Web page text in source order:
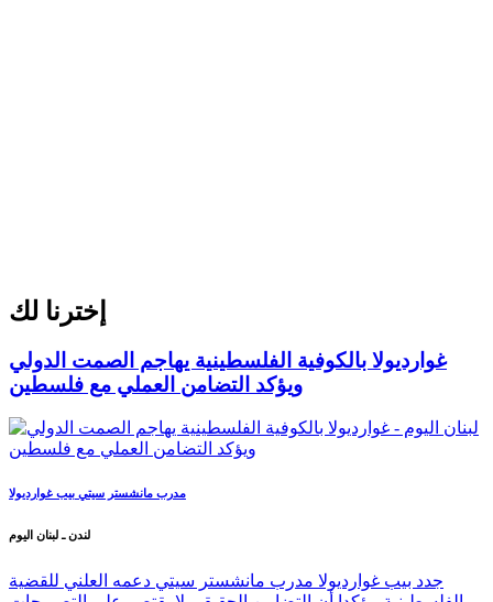
إخترنا لك
غوارديولا بالكوفية الفلسطينية يهاجم الصمت الدولي
ويؤكد التضامن العملي مع فلسطين
مدرب مانشستر سيتي بيب غوارديولا
لندن ـ لبنان اليوم
جدد بيب غوارديولا مدرب مانشستر سيتي دعمه العلني للقضية